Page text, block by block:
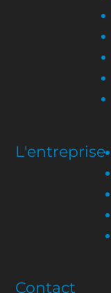
L'entreprise
Contact